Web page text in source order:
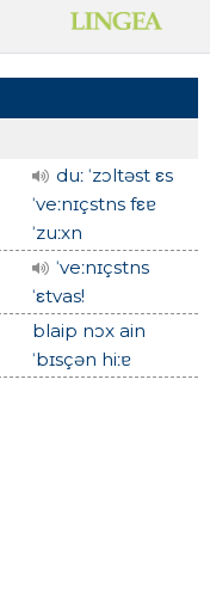
duː ˈzɔltəst εs
ˈveːnɪçstns fεɐ
ˈzuːxn
ˈveːnɪçstns
ˈεtvas!
blaip nɔx ain
ˈbɪsçən hiːɐ